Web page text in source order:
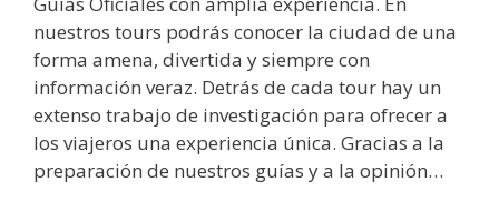
nuestros tours podrás conocer la ciudad de una
forma amena, divertida y siempre con
información veraz. Detrás de cada tour hay un
extenso trabajo de investigación para ofrecer a
los viajeros una experiencia única. Gracias a la
preparación de nuestros guías y a la opinión…